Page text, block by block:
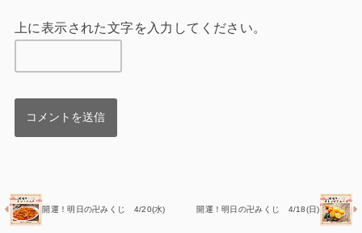
上に表示された文字を入力してください。
開運！明日の卍みくじ 4/20(水) 開運！明日の卍みくじ 4/18(日)